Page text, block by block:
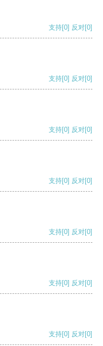
支持[0] 反对[0]
支持[0] 反对[0]
支持[0] 反对[0]
支持[0] 反对[0]
支持[0] 反对[0]
支持[0] 反对[0]
支持[0] 反对[0]